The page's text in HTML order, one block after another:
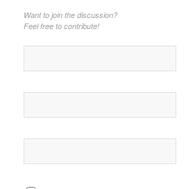
Want to join the discussion?
Feel free to contribute!